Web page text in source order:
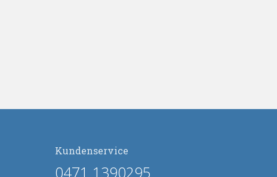
Kundenservice
0471 1390295